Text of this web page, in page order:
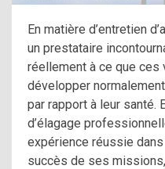
En matière d’entretien
un prestataire
réellement à ce que
développer
par rapport à leur santé.
d’élagage
expérience réussie
succès de ses